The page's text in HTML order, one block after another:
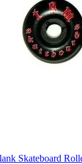
Skateboard